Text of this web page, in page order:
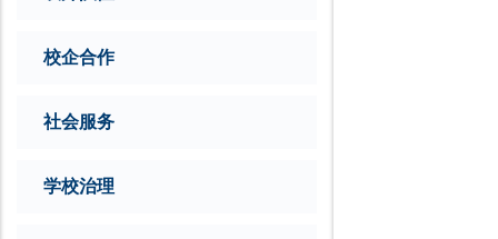
校企合作
社会服务
学校治理